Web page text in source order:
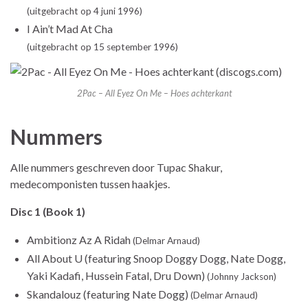
(uitgebracht op 4 juni 1996)
I Ain’t Mad At Cha
(uitgebracht op 15 september 1996)
2Pac – All Eyez On Me – Hoes achterkant
Nummers
Alle nummers geschreven door Tupac Shakur,
medecomponisten tussen haakjes.
Disc 1 (Book 1)
Ambitionz Az A Ridah(Delmar Arnaud)
All About U (featuring Snoop Doggy Dogg, Nate Dogg,
Yaki Kadafi, Hussein Fatal, Dru Down) (Johnny Jackson)
Skandalouz (featuring Nate Dogg) (Delmar Arnaud)